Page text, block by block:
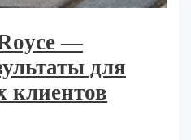
—
для
клиентов